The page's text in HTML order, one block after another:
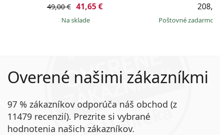
49,00 € 41,65 €
na sklade Poštovné zadarmo
Overené našimi zákazníkmi
97 % zákazníkov odporúča náš obchod (z
11479 recenzií). Prezrite si vybrané
hodnotenia našich zákazníkov.